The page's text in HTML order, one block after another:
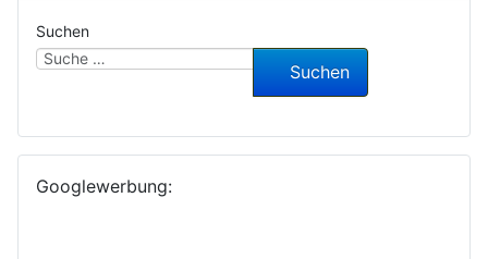
Suchen
Suchen
Googlewerbung: